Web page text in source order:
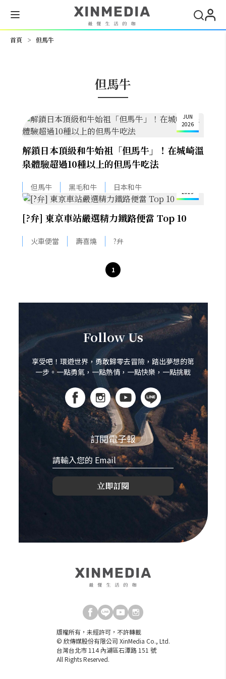
首頁 > 但馬牛
但馬牛
JUN
2026
解鎖日本頂級和牛始祖「但馬牛」！在城崎溫
泉體驗超過10種以上的但馬牛吃法
但馬牛 黑毛和牛 日本和牛
2013
[?弁] 東京車站嚴選精力鐵路便當 Top 10
火車便當 壽喜燒 ?弁
1
Follow Us
享受吧！環遊世界，勇敢歸零去冒險，踏出夢想的第
一步。一點勇氣，一點熱情，一點快樂，一點挑戰
訂閱電子報
立即訂閱
版權所有，未經許可，不許轉載
© 欣傳媒股份有限公司 XinMedia Co., Ltd.
台灣台北市 114 內湖區石潭路 151 號
All Rights Reserved.